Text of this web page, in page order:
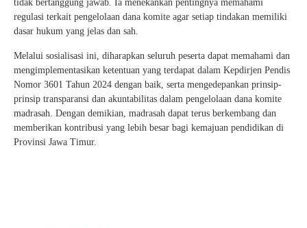
tidak bertanggung jawab. Ia menekankan pentingnya memahami
regulasi terkait pengelolaan dana komite agar setiap tindakan memiliki
dasar hukum yang jelas dan sah.
Melalui sosialisasi ini, diharapkan seluruh peserta dapat memahami dan
mengimplementasikan ketentuan yang terdapat dalam Kepdirjen Pendis
Nomor 3601 Tahun 2024 dengan baik, serta mengedepankan prinsip-
prinsip transparansi dan akuntabilitas dalam pengelolaan dana komite
madrasah. Dengan demikian, madrasah dapat terus berkembang dan
memberikan kontribusi yang lebih besar bagi kemajuan pendidikan di
Provinsi Jawa Timur.